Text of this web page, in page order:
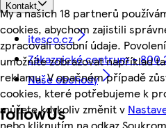
My a našich 18 partnerů
cookies, abychom zajistili
zpracovali osobní údaje.
umožníte zobrazovat například
reklamu. V opačném případě
cookies, které potřebujeme k
můžete kdykoliv změnit v
nebo kliknutím na odkaz
Kontakt
itesco.cz
Zákaznické centrum - 800
Naše obchody
followUs